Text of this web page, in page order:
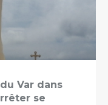
Var dans
se